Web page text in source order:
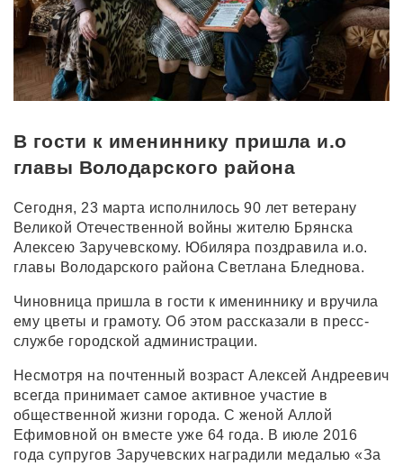
В гости к имениннику пришла и.о
главы Володарского района
Сегодня, 23 марта исполнилось 90 лет ветерану
Великой Отечественной войны жителю Брянска
Алексею Заручевскому. Юбиляра поздравила и.о.
главы Володарского района Светлана Бледнова.
Чиновница пришла в гости к имениннику и вручила
ему цветы и грамоту. Об этом рассказали в пресс-
службе городской администрации.
Несмотря на почтенный возраст Алексей Андреевич
всегда принимает самое активное участие в
общественной жизни города. С женой Аллой
Ефимовной он вместе уже 64 года. В июле 2016
года супругов Заручевских наградили медалью «За